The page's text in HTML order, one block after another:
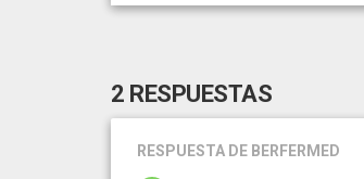
2 RESPUESTAS
RESPUESTA DE BERFERMED